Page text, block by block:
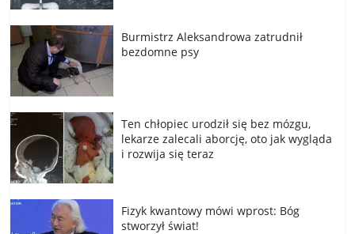
Burmistrz Aleksandrowa zatrudnił
bezdomne psy
Ten chłopiec urodził się bez mózgu,
lekarze zalecali aborcję, oto jak wygląda
i rozwija się teraz
Fizyk kwantowy mówi wprost: Bóg
stworzył świat!